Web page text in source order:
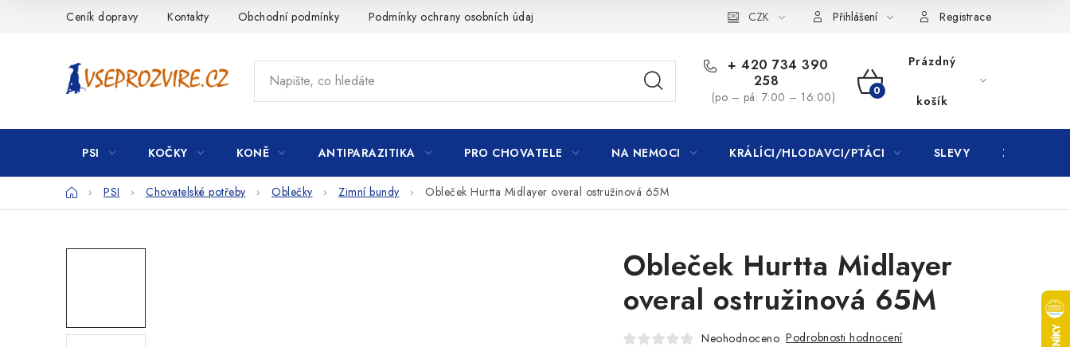
Ceník dopravy Kontakty Obchodní podmínky Podmínky ochrany osobních údajů CZK Přihlášení Registrace
+ 420 734 390
258
(po – pá: 7:00 – 16:00)
NÁKUPNÍ
KOŠÍK
Prázdný
košík
PSI KOČKY KONĚ ANTIPARAZITIKA PRO CHOVATELE NA NEMOCI KRÁLÍCI/HLODAVCI/PTÁCI SLEVY ZNAČKY
DomůPSI Chovatelské potřeby Oblečky Zimní bundy Obleček Hurtta Midlayer overal ostružinová 65M
Obleček Hurtta Midlayer
overal ostružinová 65M
Neohodnoceno Podrobnosti hodnocení